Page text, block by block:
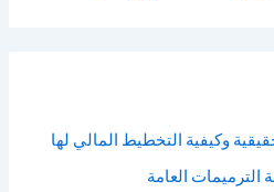
وكيفية التخطيط المالي لها
الترميمات العامة